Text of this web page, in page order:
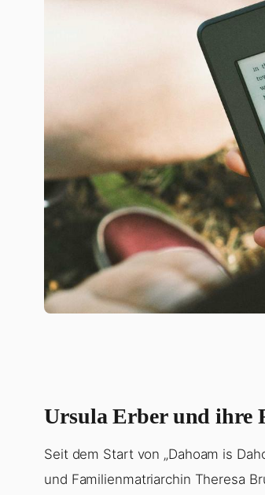
Ursula Erber und ihre
Seit dem Start von „Dahoam is
und Familienmatriarchin Theresa